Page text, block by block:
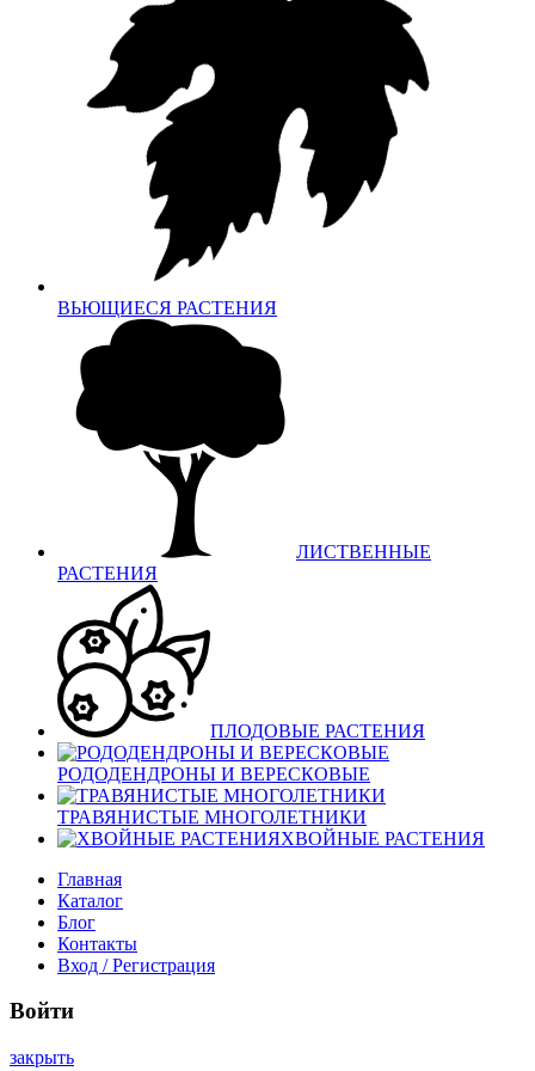
ВЬЮЩИЕСЯ РАСТЕНИЯ
ЛИСТВЕННЫЕ
РАСТЕНИЯ
ПЛОДОВЫЕ РАСТЕНИЯ
РОДОДЕНДРОНЫ И ВЕРЕСКОВЫЕ
ТРАВЯНИСТЫЕ МНОГОЛЕТНИКИ
ХВОЙНЫЕ РАСТЕНИЯ
Главная
Каталог
Блог
Контакты
Вход / Регистрация
Войти
закрыть